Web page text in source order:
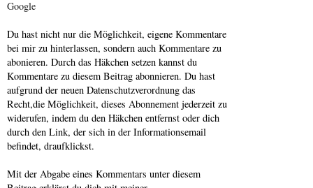
Google
Du hast nicht nur die Möglichkeit, eigene Kommentare
bei mir zu hinterlassen, sondern auch Kommentare zu
abonieren. Durch das Häkchen setzen kannst du
Kommentare zu diesem Beitrag abonnieren. Du hast
aufgrund der neuen Datenschutzverordnung das
Recht,die Möglichkeit, dieses Abonnement jederzeit zu
widerufen, indem du den Häkchen entfernst oder dich
durch den Link, der sich in der Informationsemail
befindet, draufklickst.
Mit der Abgabe eines Kommentars unter diesem